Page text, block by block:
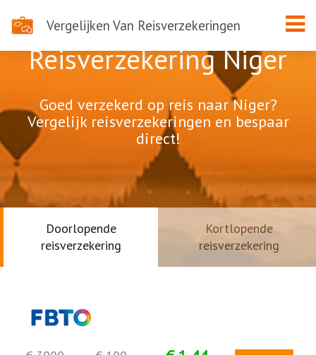
Vergelijken Van Reisverzekeringen
Reisverzekering Niger
Goed verzekerd op reis naar Niger?
Vergelijk reisverzekeringen en bespaar
direct!
Doorlopende
reisverzekering
Kortlopende
reisverzekering